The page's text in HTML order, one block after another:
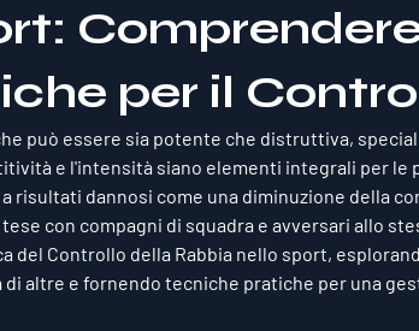
per il
può essere sia potente che distruttiva,
e l'intensità siano elementi integrali per le
risultati dannosi come una diminuzione della
con compagni di squadra e avversari allo
del Controllo della Rabbia nello sport,
di altre e fornendo tecniche pratiche per una